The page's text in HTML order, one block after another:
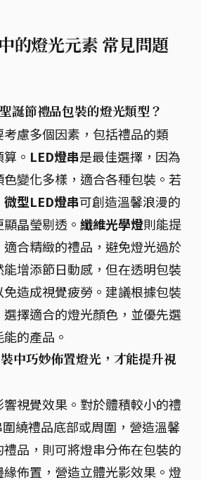
的燈光元素 常見問題
誕節禮品包裝的燈光類型？
慮多個因素，包括禮品的類
。 LED燈串是最佳選擇，因為
變化多樣，適合各種包裝。若
微型LED燈串可創造溫馨浪漫的
晶瑩剔透。 纖維光學燈則能提
合精緻的禮品，避免燈光過於
能增添節日動感，但在透明包裝
造成視覺疲勞。建議根據包裝
擇適合的燈光顏色，並優先選
的產品。
中巧妙佈置燈光，才能提升視
視覺效果。對於體積較小的禮
繞禮品底部或周圍，營造溫馨
品，則可將燈串分佈在包裝的
佈置，營造立體光影效果。燈